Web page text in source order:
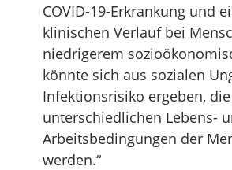
COVID-19-Erkrankung und
klinischen Verlauf bei
niedrigerem
könnte sich aus sozialen
Infektionsrisiko ergeben,
unterschiedlichen Lebens-
Arbeitsbedingungen der
werden.“